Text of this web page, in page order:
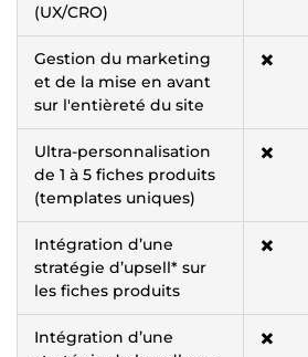
(UX/CRO)
Gestion du marketing
et de la mise en avant
sur l'entièreté du site
✖️
Ultra-personnalisation
de 1 à 5 fiches produits
(templates uniques)
✖️
Intégration d’une
stratégie d’upsell* sur
les fiches produits
✖️
Intégration d’une
✖️